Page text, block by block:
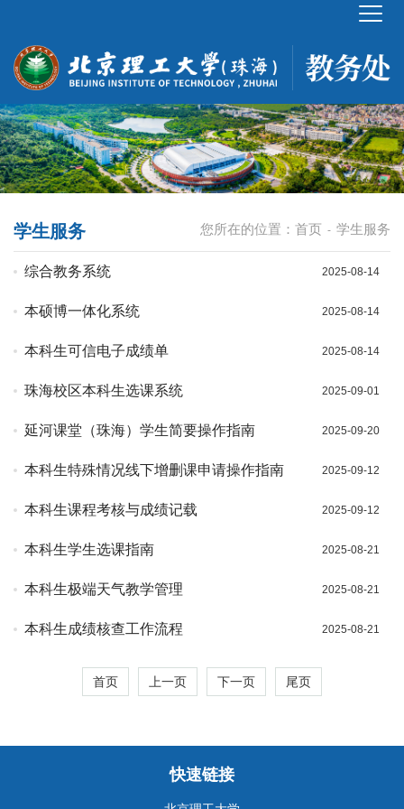
您所在的位置： 首页 - 学生服务
学生服务
综合教务系统 2025-08-14
本硕博一体化系统 2025-08-14
本科生可信电子成绩单 2025-08-14
珠海校区本科生选课系统 2025-09-01
延河课堂（珠海）学生简要操作指南 2025-09-20
本科生特殊情况线下增删课申请操作指南 2025-09-12
本科生课程考核与成绩记载 2025-09-12
本科生学生选课指南 2025-08-21
本科生极端天气教学管理 2025-08-21
本科生成绩核查工作流程 2025-08-21
首页 上一页 下一页 尾页
快速链接